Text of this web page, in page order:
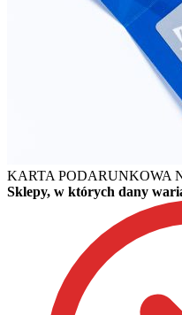
KARTA PODARUNKOWA
Sklepy, w których dany